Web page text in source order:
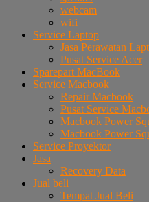
webcam
wifi
Service Laptop
Jasa Perawatan
Pusat Service Acer
Sparepart MacBook
Service Macbook
Repair Macbook
Pusat Service
Macbook Power
Macbook Power
Service Proyektor
Jasa
Recovery Data
Jual beli
Tempat Jual Beli